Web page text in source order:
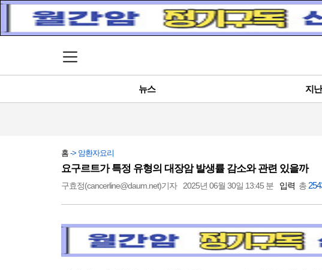
메뉴 열기
뉴스 지
홈 -> 암환자요리
요구르트가 특정 유형의 대장암 발생률 감소와 관련 있을까
구효정(cancerline@daum.net)기자 2025년 06월 30일 13:45 분 입력 총